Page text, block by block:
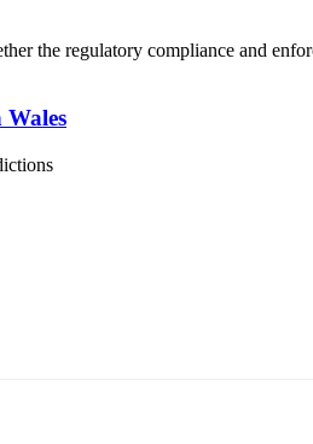
the regulatory compliance and